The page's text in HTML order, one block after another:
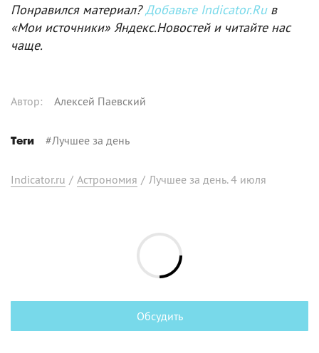
Понравился материал?Добавьте Indicator.Ruв
«Мои источники» Яндекс.Новостей и читайте нас
чаще.
Автор: Алексей Паевский
Теги #Лучшее за день
Indicator.ru / Астрономия / Лучшее за день. 4 июля
Обсудить